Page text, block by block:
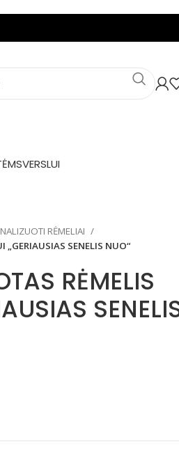
VERSLUI
RĖMELIAI
„GERIAUSIAS SENELIS NUO“
RĖMELIS